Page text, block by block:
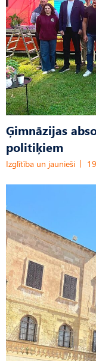
Ģimnāzijas
politiķiem
Izglītība un jaunieši